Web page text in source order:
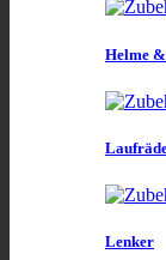
Helme
Lenker